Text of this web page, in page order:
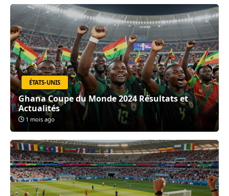
ÉTATS-UNIS
Ghana Coupe du Monde 2024 Résultats et
Actualités
1 mois ago